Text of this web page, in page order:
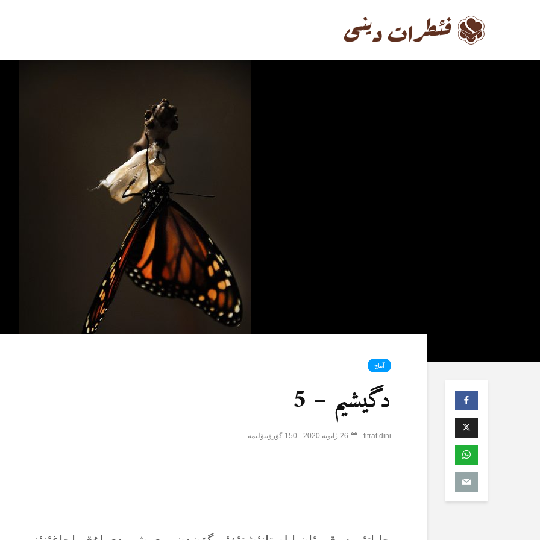
آماچ
دگیشیم – 5
fitrat dini 26 ژانویه 2020 150 گؤرۆنتۆلنمە